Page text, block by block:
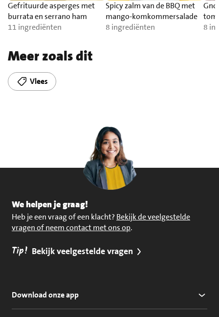
Gefrituurde asperges met
burrata en serrano ham
11 ingrediënten
Spicy zalm van de BBQ met
mango-komkommersalade
8 ingrediënten
zalm
8
Meer zoals dit
Vlees
We helpen je graag!
Heb je een vraag of een klacht? Bekijk de veelgestelde
vragen of neem contact met ons op.
Tip! Bekijk veelgestelde vragen
Download onze app